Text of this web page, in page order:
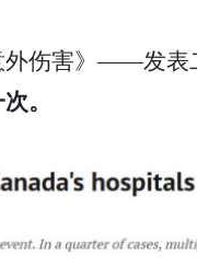
伤害》——发表
。